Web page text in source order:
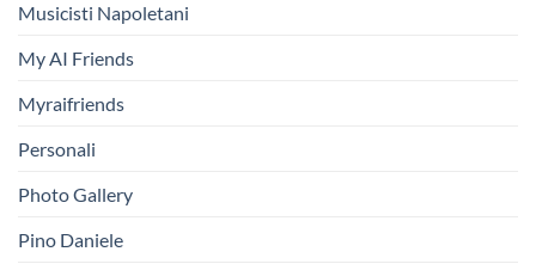
Musicisti Napoletani
My AI Friends
Myraifriends
Personali
Photo Gallery
Pino Daniele